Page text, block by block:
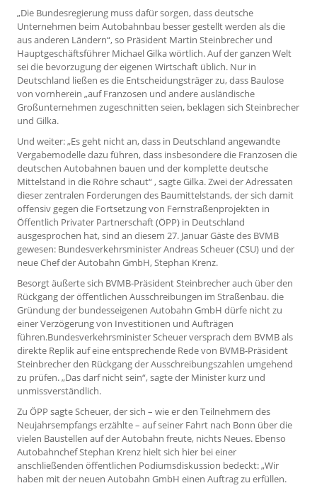
„Die Bundesregierung muss dafür sorgen, dass deutsche
Unternehmen beim Autobahnbau besser gestellt werden als die
aus anderen Ländern“, so Präsident Martin Steinbrecher und
Hauptgeschäftsführer Michael Gilka wörtlich. Auf der ganzen Welt
sei die bevorzugung der eigenen Wirtschaft üblich. Nur in
Deutschland ließen es die Entscheidungsträger zu, dass Baulose
von vornherein „auf Franzosen und andere ausländische
Großunternehmen zugeschnitten seien, beklagen sich Steinbrecher
und Gilka.
Und weiter: „Es geht nicht an, dass in Deutschland angewandte
Vergabemodelle dazu führen, dass insbesondere die Franzosen die
deutschen Autobahnen bauen und der komplette deutsche
Mittelstand in die Röhre schaut“ , sagte Gilka. Zwei der Adressaten
dieser zentralen Forderungen des Baumittelstands, der sich damit
offensiv gegen die Fortsetzung von Fernstraßenprojekten in
Öffentlich Privater Partnerschaft (ÖPP) in Deutschland
ausgesprochen hat, sind an diesem 27. Januar Gäste des BVMB
gewesen: Bundesverkehrsminister Andreas Scheuer (CSU) und der
neue Chef der Autobahn GmbH, Stephan Krenz.
Besorgt äußerte sich BVMB-Präsident Steinbrecher auch über den
Rückgang der öffentlichen Ausschreibungen im Straßenbau. die
Gründung der bundesseigenen Autobahn GmbH dürfe nicht zu
einer Verzögerung von Investitionen und Aufträgen
führen.Bundesverkehrsminister Scheuer versprach dem BVMB als
direkte Replik auf eine entsprechende Rede von BVMB-Präsident
Steinbrecher den Rückgang der Ausschreibungszahlen umgehend
zu prüfen. „Das darf nicht sein“, sagte der Minister kurz und
unmissverständlich.
Zu ÖPP sagte Scheuer, der sich – wie er den Teilnehmern des
Neujahrsempfangs erzählte – auf seiner Fahrt nach Bonn über die
vielen Baustellen auf der Autobahn freute, nichts Neues. Ebenso
Autobahnchef Stephan Krenz hielt sich hier bei einer
anschließenden öffentlichen Podiumsdiskussion bedeckt: „Wir
haben mit der neuen Autobahn GmbH einen Auftrag zu erfüllen.